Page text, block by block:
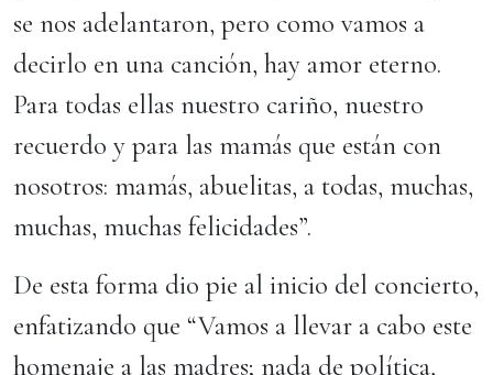
se nos adelantaron, pero como vamos a
decirlo en una canción, hay amor eterno.
Para todas ellas nuestro cariño, nuestro
recuerdo y para las mamás que están con
nosotros: mamás, abuelitas, a todas, muchas,
muchas, muchas felicidades”.
De esta forma dio pie al inicio del concierto,
enfatizando que “Vamos a llevar a cabo este
homenaje a las madres; nada de política,